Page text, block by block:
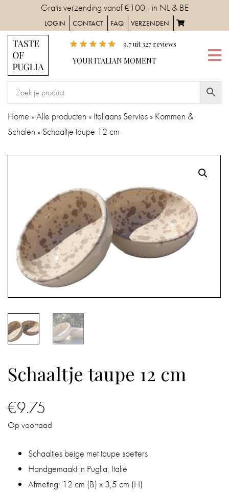
content
Gratis verzending vanaf €100,- in NL & BE
LOGIN CONTACT FAQ VERZENDEN
9.7uit327reviews
YOUR ITALIAN MOMENT
YOUR
ITALIAN
MOMENT
HOME
SERVIES
KEUKEN
BADKAMER
HUIS
CADEAUS
BOEKEN
Home »Alle producten » Italiaans Servies » Kommen &
Schalen » Schaaltje taupe 12 cm
Schaaltje taupe 12 cm
€9.75
Op voorraad
Schaaltjes beige met taupe spetters
Handgemaakt in Puglia, Italië
Afmeting: 12 cm (B) x 3,5 cm (H)